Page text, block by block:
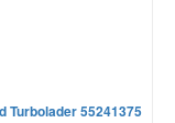
Turbolader 55241375